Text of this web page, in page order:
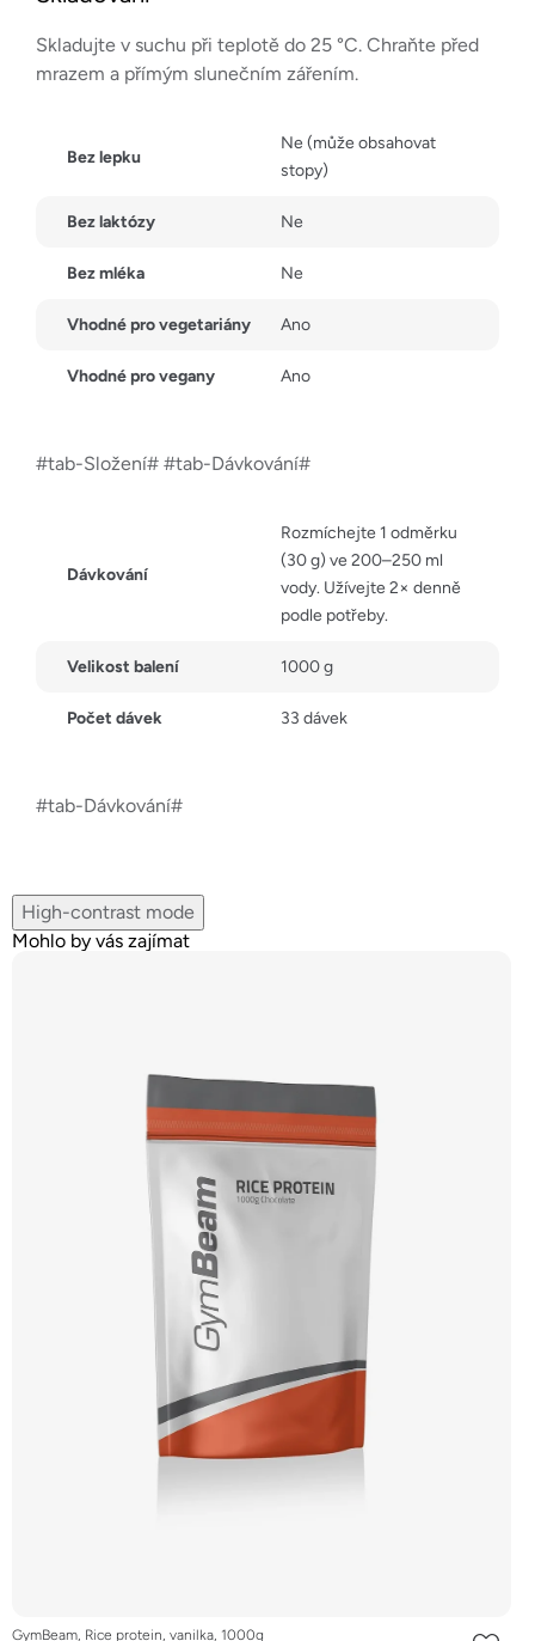
Skladujte v suchu při teplotě do 25 °C. Chraňte před
mrazem a přímým slunečním zářením.
Bez lepku
Ne (může obsahovat
stopy)
Bez laktózy Ne
Bez mléka Ne
Vhodné pro vegetariány Ano
Vhodné pro vegany Ano
#tab-Složení# #tab-Dávkování#
Dávkování
Rozmíchejte 1 odměrku
(30 g) ve 200–250 ml
vody. Užívejte 2× denně
podle potřeby.
Velikost balení 1000 g
Počet dávek 33 dávek
#tab-Dávkování#
High-contrast mode
Mohlo by vás zajímat
GymBeam, Rice protein, vanilka, 1000g